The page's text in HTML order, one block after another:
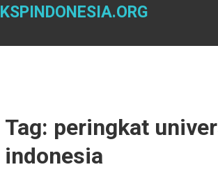
Skip
KSPINDONESIA.ORG
Tag: peringkat
indonesia